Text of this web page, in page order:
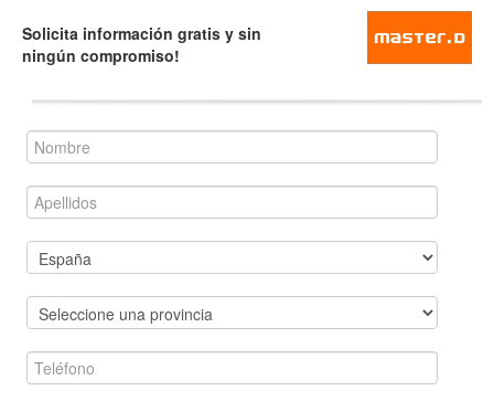
Solicita información gratis y sin
ningún compromiso!